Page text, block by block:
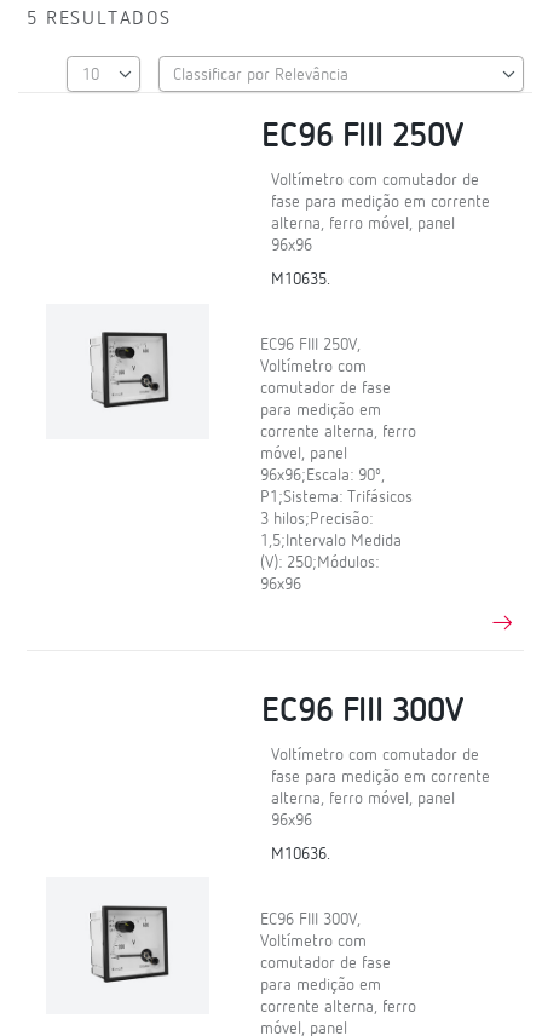
5 RESULTADOS
EC96 FIII 250V
Voltímetro com comutador de
fase para medição em corrente
alterna, ferro móvel, panel
96x96
M10635.
EC96 FIII 250V,
Voltímetro com
comutador de fase
para medição em
corrente alterna, ferro
móvel, panel
96x96;Escala: 90º,
P1;Sistema: Trifásicos
3 hilos;Precisão:
1,5;Intervalo Medida
(V): 250;Módulos:
96x96
EC96 FIII 300V
Voltímetro com comutador de
fase para medição em corrente
alterna, ferro móvel, panel
96x96
M10636.
EC96 FIII 300V,
Voltímetro com
comutador de fase
para medição em
corrente alterna, ferro
móvel, panel